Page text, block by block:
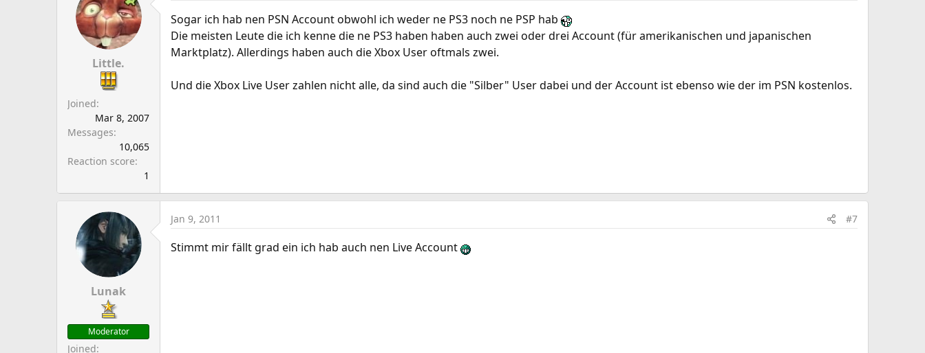
Little.
Joined
Mar 8, 2007
Messages
10,065
Reaction score
1
Sogar ich hab nen PSN Account obwohl ich weder ne PS3 noch ne PSP hab
Die meisten Leute die ich kenne die ne PS3 haben haben auch zwei oder drei Account (für amerikanischen und japanischen
Marktplatz). Allerdings haben auch die Xbox User oftmals zwei.
Und die Xbox Live User zahlen nicht alle, da sind auch die "Silber" User dabei und der Account ist ebenso wie der im PSN kostenlos.
Lunak
Moderator
Joined
Jan 9, 2011 #7
Stimmt mir fällt grad ein ich hab auch nen Live Account